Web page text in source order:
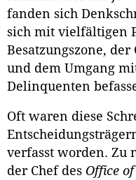
fanden sich
sich mit vielfältigen
Besatzungszone,
und dem Umgang
Delinquenten
Oft waren diese
verfasst worden. Zu
der Chef des Office